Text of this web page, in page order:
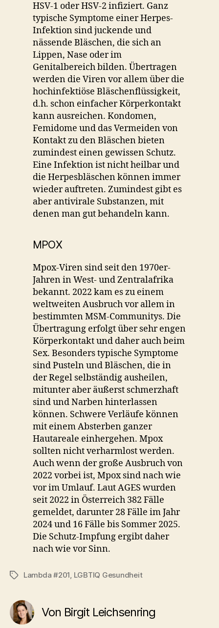
HSV-1 oder HSV-2 infiziert. Ganz
typische Symptome einer Herpes-
Infektion sind juckende und
nässende Bläschen, die sich an
Lippen, Nase oder im
Genitalbereich bilden. Übertragen
werden die Viren vor allem über die
hochinfektiöse Bläschenflüssigkeit,
d.h. schon einfacher Körperkontakt
kann ausreichen. Kondomen,
Femidome und das Vermeiden von
Kontakt zu den Bläschen bieten
zumindest einen gewissen Schutz.
Eine Infektion ist nicht heilbar und
die Herpesbläschen können immer
wieder auftreten. Zumindest gibt es
aber antivirale Substanzen, mit
denen man gut behandeln kann.
MPOX
Mpox-Viren sind seit den 1970er-
Jahren in West- und Zentralafrika
bekannt. 2022 kam es zu einem
weltweiten Ausbruch vor allem in
bestimmten MSM-Communitys. Die
Übertragung erfolgt über sehr engen
Körperkontakt und daher auch beim
Sex. Besonders typische Symptome
sind Pusteln und Bläschen, die in
der Regel selbständig ausheilen,
mitunter aber äußerst schmerzhaft
sind und Narben hinterlassen
können. Schwere Verläufe können
mit einem Absterben ganzer
Hautareale einhergehen. Mpox
sollten nicht verharmlost werden.
Auch wenn der große Ausbruch von
2022 vorbei ist, Mpox sind nach wie
vor im Umlauf. Laut AGES wurden
seit 2022 in Österreich 382 Fälle
gemeldet, darunter 28 Fälle im Jahr
2024 und 16 Fälle bis Sommer 2025.
Die Schutz-Impfung ergibt daher
nach wie vor Sinn.
Schlagwörter
Lambda #201, LGBTIQ Gesundheit
Von Birgit Leichsenring